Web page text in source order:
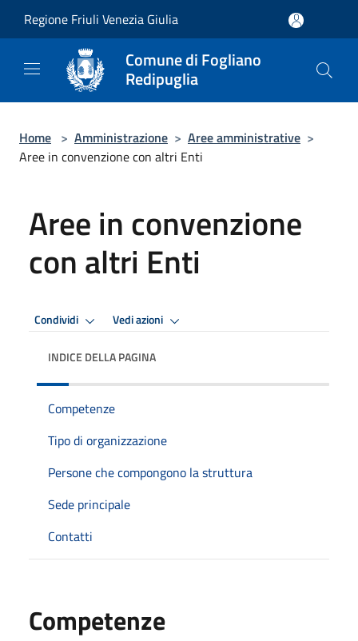
Regione Friuli Venezia Giulia
Comune di Fogliano
Redipuglia
Home > Amministrazione > Aree amministrative >
Aree in convenzione con altri Enti
Aree in convenzione
con altri Enti
Condividi Vedi azioni
INDICE DELLA PAGINA
Competenze
Tipo di organizzazione
Persone che compongono la struttura
Sede principale
Contatti
Competenze